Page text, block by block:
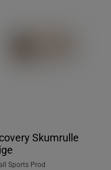
Skumrulle
Sports Prod